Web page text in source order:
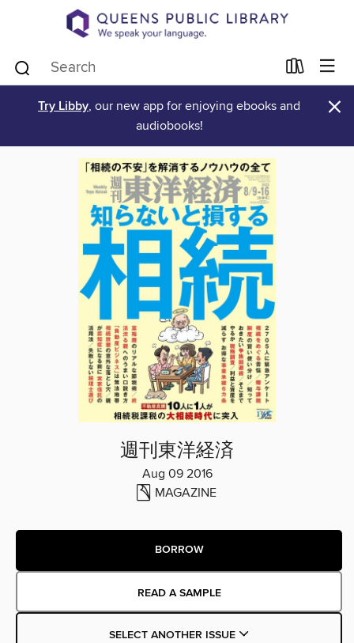
Try Libby, our new app for enjoying ebooks and
audiobooks!
×
週刊東洋経済
Aug 09 2016
MAGAZINE
BORROW
READ A SAMPLE
SELECT ANOTHER ISSUE